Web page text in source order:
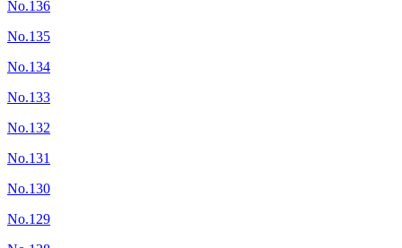
No.136
No.135
No.134
No.133
No.132
No.131
No.130
No.129